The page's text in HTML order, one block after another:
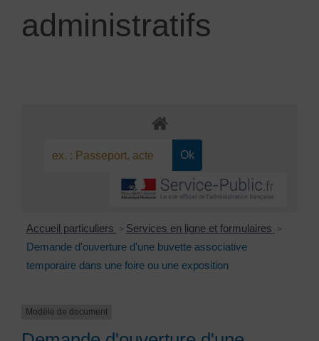
administratifs
Accueil particuliers > Services en ligne et formulaires >
Demande d'ouverture d'une buvette associative
temporaire dans une foire ou une exposition
Modèle de document